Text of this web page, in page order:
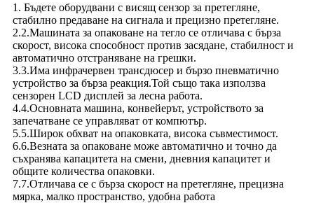
1. Бъдете оборудвани с висящ сензор за претегляне,
стабилно предаване на сигнала и прецизно претегляне.
2.2.Машината за опаковане на тегло се отличава с бърза
скорост, висока способност против засядане, стабилност и
автоматично отстраняване на грешки.
3.3.Има инфрачервен трансдюсер и бързо пневматично
устройство за бърза реакция.Той също така използва
сензорен LCD дисплей за лесна работа.
4.4.Основната машина, конвейерът, устройството за
запечатване се управляват от компютър.
5.5.Широк обхват на опаковката, висока съвместимост.
6.6.Везната за опаковане може автоматично и точно да
съхранява капацитета на смени, дневния капацитет и
общите количества опаковки.
7.7.Отличава се с бърза скорост на претегляне, прецизна
мярка, малко пространство, удобна работа